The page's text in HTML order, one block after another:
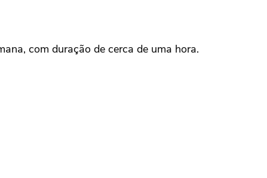
com duração de cerca de uma hora.